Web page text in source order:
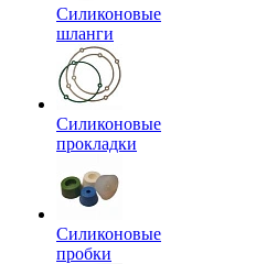
Силиконовые
шланги
Силиконовые
прокладки
Силиконовые
пробки